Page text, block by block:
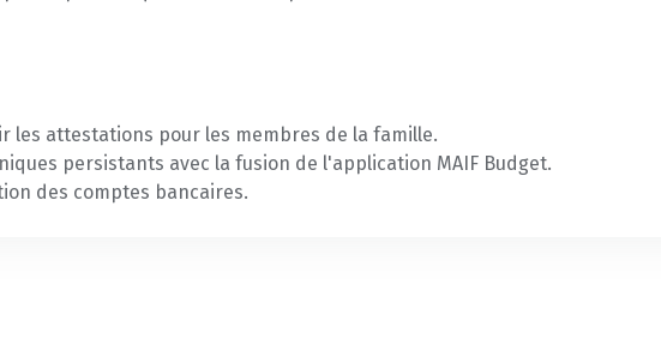
les attestations pour les membres de la famille.
persistants avec la fusion de l'application MAIF Budget.
des comptes bancaires.